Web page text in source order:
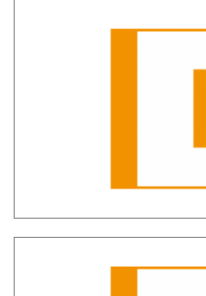
SH IF –
anomali